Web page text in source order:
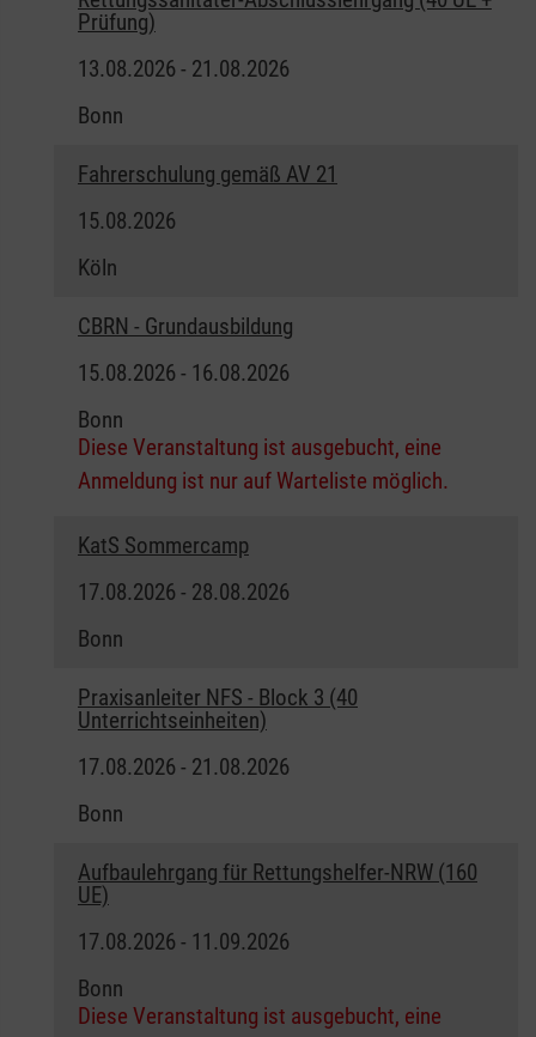
Prüfung)
13.08.2026 - 21.08.2026
Bonn
Fahrerschulung gemäß AV 21
15.08.2026
Köln
CBRN - Grundausbildung
15.08.2026 - 16.08.2026
Bonn
Diese Veranstaltung ist ausgebucht, eine
Anmeldung ist nur auf Warteliste möglich.
KatS Sommercamp
17.08.2026 - 28.08.2026
Bonn
Praxisanleiter NFS - Block 3 (40
Unterrichtseinheiten)
17.08.2026 - 21.08.2026
Bonn
Aufbaulehrgang für Rettungshelfer-NRW (160
UE)
17.08.2026 - 11.09.2026
Bonn
Diese Veranstaltung ist ausgebucht, eine